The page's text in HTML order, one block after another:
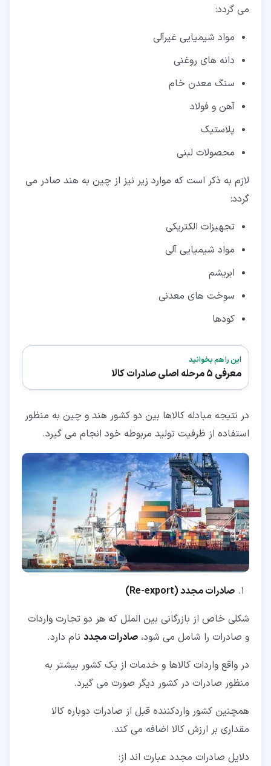
می گردد:
مواد شیمیایی غیرآلی
دانه های روغنی
سنگ معدن خام
آهن و فولاد
پلاستیک
محصولات لبنی
لازم به ذکر است که موارد زیر نیز از چین به هند صادر می
گردد:
تجهیزات الکتریکی
مواد شیمیایی آلی
ابریشم
سوخت های معدنی
کودها
این را هم بخوانید
معرفی 5 مرحله اصلی صادرات کالا
در نتیجه مبادله کالاها بین دو کشور هند و چین به منظور
استفاده از ظرفیت تولید مربوطه خود انجام می گیرد.
صادرات مجدد (Re-export
)
شکلی خاص از بازرگانی بین الملل که هر دو تجارت واردات
و صادرات را شامل می شود، صادرات مجدد نام دارد.
در واقع واردات کالاها و خدمات از یک کشور بیشتر به
منظور صادرات در کشور دیگر صورت می گیرد.
همچنین کشور واردکننده قبل از صادرات دوباره کالا
مقداری بر ارزش کالا اضافه می کند.
دلایل صادرات مجدد عبارت اند از: